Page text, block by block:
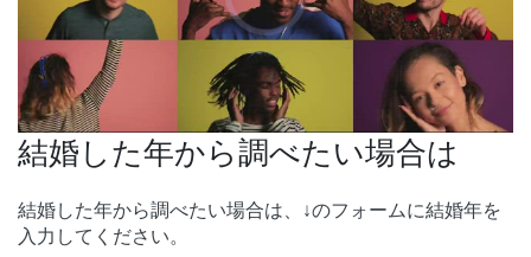
結婚した年から調べたい場合は
結婚した年から調べたい場合は、↓のフォームに結婚年を
入力してください。